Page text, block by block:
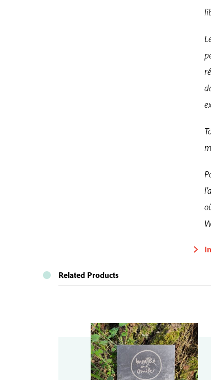
Related Products